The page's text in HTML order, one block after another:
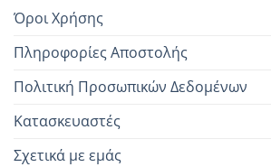
Όροι Χρήσης
Πληροφορίες Αποστολής
Πολιτική Προσωπικών Δεδομένων
Κατασκευαστές
Σχετικά με εμάς